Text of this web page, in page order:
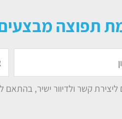
תפוצה
קשר ולדיוור ישיר, בהתאם